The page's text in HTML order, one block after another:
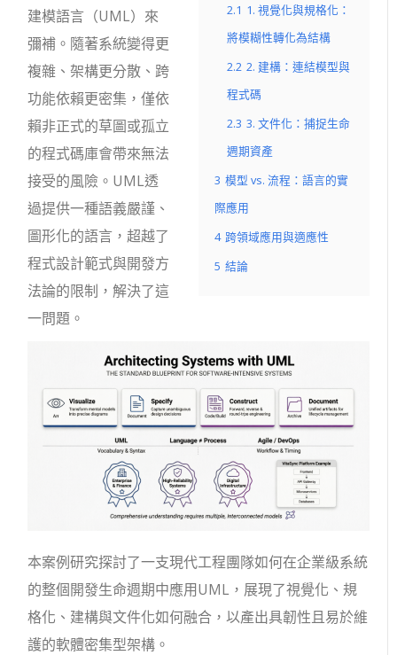
2.1 1. 視覺化與規格化：
將模糊性轉化為結構
2.2 2. 建構：連結模型與
程式碼
2.3 3. 文件化：捕捉生命
週期資產
3 模型 vs. 流程：語言的實
際應用
4 跨領域應用與適應性
5 結論
建模語言（UML）來
彌補。隨著系統變得更
複雜、架構更分散、跨
功能依賴更密集，僅依
賴非正式的草圖或孤立
的程式碼庫會帶來無法
接受的風險。UML透
過提供一種語義嚴謹、
圖形化的語言，超越了
程式設計範式與開發方
法論的限制，解決了這
一問題。
本案例研究探討了一支現代工程團隊如何在企業級系統
的整個開發生命週期中應用UML，展現了視覺化、規
格化、建構與文件化如何融合，以產出具韌性且易於維
護的軟體密集型架構。